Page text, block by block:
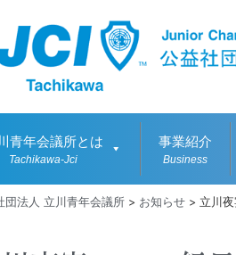
青年会議所とは
Tachikawa-Jci
事業紹介
Business
団法人 立川青年会議所> お知らせ> 立川